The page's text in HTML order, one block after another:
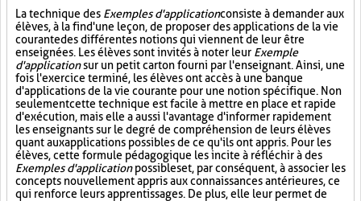
La technique des Exemples d'applicationconsiste à demander aux
élèves, à la fin d'une leçon, de proposer des applications de la vie
courante des différentes notions qui viennent de leur être
enseignées. Les élèves sont invités à noter leur Exemple
d'applicationsur un petit carton fourni par l'enseignant. Ainsi, une
fois l'exercice terminé, les élèves ont accès à une banque
d'applications de la vie courante pour une notion spécifique. Non
seulement cette technique est facile à mettre en place et rapide
d'exécution, mais elle a aussi l'avantage d'informer rapidement
les enseignants sur le degré de compréhension de leurs élèves
quant aux applications possibles de ce qu'ils ont appris. Pour les
élèves, cette formule pédagogique les incite à réfléchir à des
Exemples d'applicationpossibles et, par conséquent, à associer les
concepts nouvellement appris aux connaissances antérieures, ce
qui renforce leurs apprentissages. De plus, elle leur permet de